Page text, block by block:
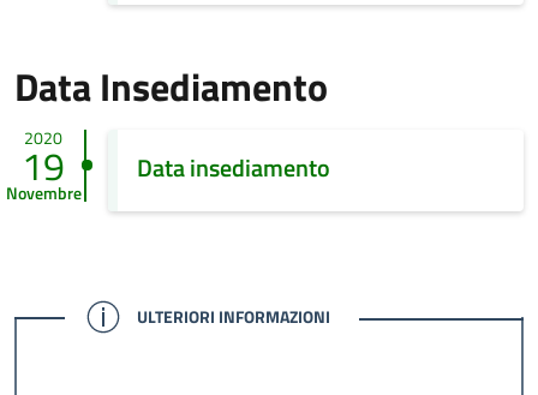
Data Insediamento
2020
19
Novembre
Data insediamento
CONFERMATO
ULTERIORI INFORMAZIONI